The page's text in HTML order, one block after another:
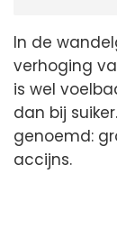
In de
verhoging
is wel
dan bij
genoemd:
accijns.